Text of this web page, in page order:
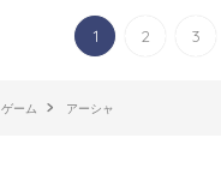
1 2 3
ゲーム アーシャ